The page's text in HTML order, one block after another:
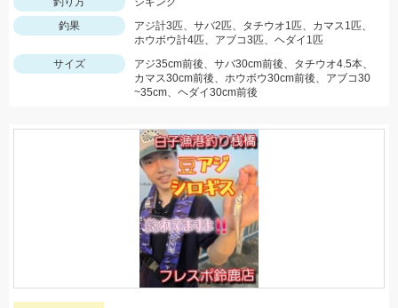
釣果
アジ計3匹、サバ2匹、タチウオ1匹、カマス1匹、
ホウボウ計4匹、アブコ3匹、ヘダイ1匹
サイズ
アジ35cm前後、サバ30cm前後、タチウオ4.5本、
カマス30cm前後、ホウボウ30cm前後、アブコ30
~35cm、ヘダイ30cm前後